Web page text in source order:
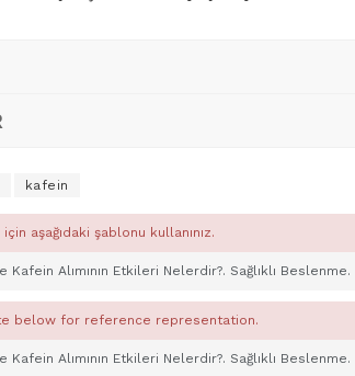
kafein
aşağıdaki şablonu kullanınız.
Kafein Alımının Etkileri Nelerdir?. Sağlıklı Beslenme.
below for reference representation.
Kafein Alımının Etkileri Nelerdir?. Sağlıklı Beslenme.